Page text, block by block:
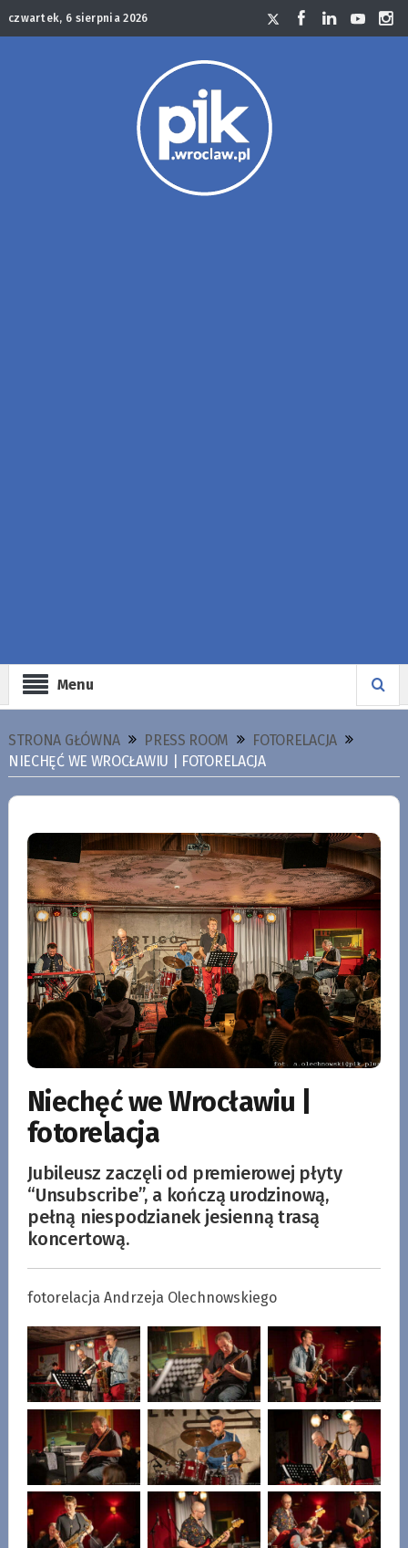
czwartek, 6 sierpnia 2026
Menu
STRONA GŁÓWNA PRESS ROOM
FOTORELACJA
NIECHĘĆ WE WROCŁAWIU | FOTORELACJA
Niechęć we Wrocławiu |
fotorelacja
Jubileusz zaczęli od premierowej płyty
“Unsubscribe”, a kończą urodzinową,
pełną niespodzianek jesienną trasą
koncertową.
fotorelacja Andrzeja Olechnowskiego